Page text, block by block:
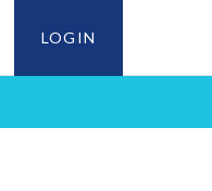
LOGIN